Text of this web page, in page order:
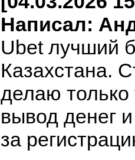
Написал:
Ubet лучший
Казахстана.
делаю
вывод денег
за